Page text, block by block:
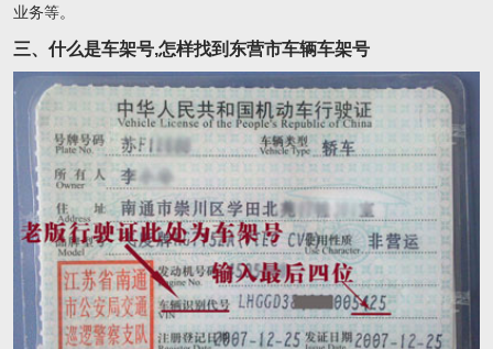
业务等。
三、什么是车架号,怎样找到东营市车辆车架号